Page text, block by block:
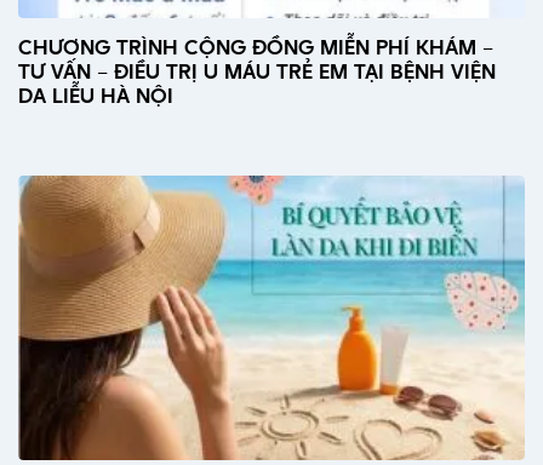
CHƯƠNG TRÌNH CỘNG ĐỒNG MIỄN PHÍ KHÁM –
TƯ VẤN – ĐIỀU TRỊ U MÁU TRẺ EM TẠI BỆNH VIỆN
DA LIỄU HÀ NỘI